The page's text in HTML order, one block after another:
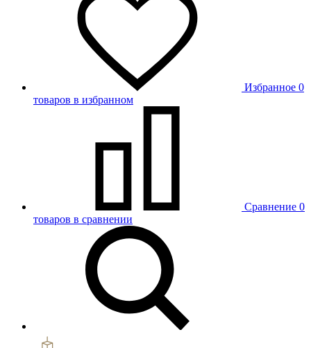
Избранное 0
товаров в избранном
Сравнение 0
товаров в сравнении